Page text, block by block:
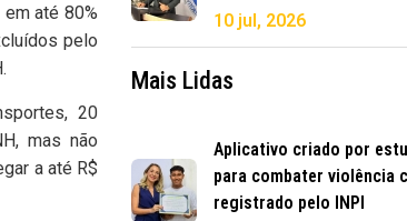
até 80%
pelo
20
mas não
a até R$
10 jul, 2026
Mais Lidas
Aplicativo criado por
para combater violência
registrado pelo INPI